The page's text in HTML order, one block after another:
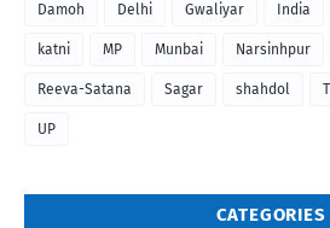
Damoh Delhi Gwaliyar India
katni MP Munbai Narsinhpur
Reeva-Satana Sagar shahdol
UP
CATEGORIES